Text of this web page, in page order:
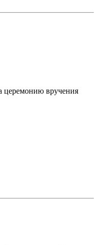
церемонию вручения